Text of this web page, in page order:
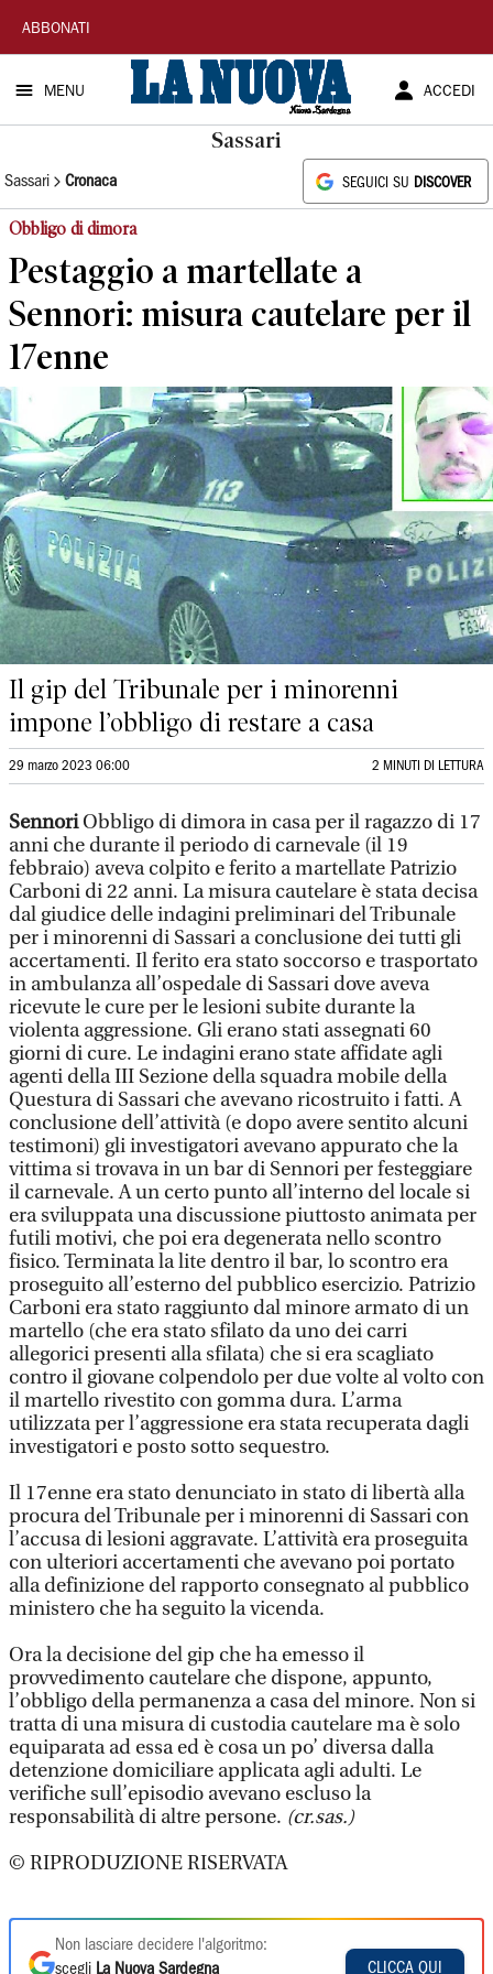
La
Nuova
Sardegna
ABBONATI
MENU ACCEDI
Sassari
Sassari Cronaca SEGUICI SU DISCOVER
Obbligo di dimora
Pestaggio a martellate a
Sennori: misura cautelare per il
17enne
Il gip del Tribunale per i minorenni
impone l’obbligo di restare a casa
29 marzo 2023 06:00 2 MINUTI DI LETTURA
SennoriObbligo di dimora in casa per il ragazzo di 17
anni che durante il periodo di carnevale (il 19
febbraio) aveva colpito e ferito a martellate Patrizio
Carboni di 22 anni. La misura cautelare è stata decisa
dal giudice delle indagini preliminari del Tribunale
per i minorenni di Sassari a conclusione dei tutti gli
accertamenti. Il ferito era stato soccorso e trasportato
in ambulanza all’ospedale di Sassari dove aveva
ricevute le cure per le lesioni subite durante la
violenta aggressione. Gli erano stati assegnati 60
giorni di cure. Le indagini erano state affidate agli
agenti della III Sezione della squadra mobile della
Questura di Sassari che avevano ricostruito i fatti. A
conclusione dell’attività (e dopo avere sentito alcuni
testimoni) gli investigatori avevano appurato che la
vittima si trovava in un bar di Sennori per festeggiare
il carnevale. A un certo punto all’interno del locale si
era sviluppata una discussione piuttosto animata per
futili motivi, che poi era degenerata nello scontro
fisico. Terminata la lite dentro il bar, lo scontro era
proseguito all’esterno del pubblico esercizio. Patrizio
Carboni era stato raggiunto dal minore armato di un
martello (che era stato sfilato da uno dei carri
allegorici presenti alla sfilata) che si era scagliato
contro il giovane colpendolo per due volte al volto con
il martello rivestito con gomma dura. L’arma
utilizzata per l’aggressione era stata recuperata dagli
investigatori e posto sotto sequestro.
Il 17enne era stato denunciato in stato di libertà alla
procura del Tribunale per i minorenni di Sassari con
l’accusa di lesioni aggravate. L’attività era proseguita
con ulteriori accertamenti che avevano poi portato
alla definizione del rapporto consegnato al pubblico
ministero che ha seguito la vicenda.
Ora la decisione del gip che ha emesso il
provvedimento cautelare che dispone, appunto,
l’obbligo della permanenza a casa del minore. Non si
tratta di una misura di custodia cautelare ma è solo
equiparata ad essa ed è cosa un po’ diversa dalla
detenzione domiciliare applicata agli adulti. Le
verifiche sull’episodio avevano escluso la
responsabilità di altre persone. (cr.sas.)
© RIPRODUZIONE RISERVATA
Non lasciare decidere l'algoritmo:
scegli La Nuova Sardegna CLICCA QUI